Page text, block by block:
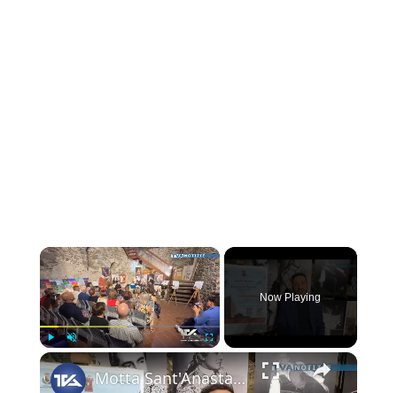
×
Play Unmute Fullscreen
Now Playing
×
Motta Sant'Anastasia. L'omaggio al tenore mottese Giuseppe Di Stefano nel giorno della sua nascita.